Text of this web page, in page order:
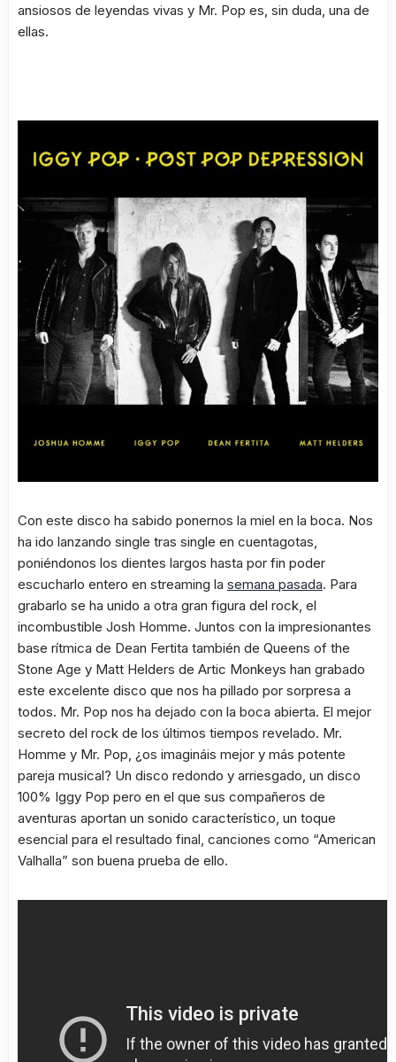
ansiosos de leyendas vivas y Mr. Pop es, sin duda, una de
ellas.
Con este disco ha sabido ponernos la miel en la boca. Nos
ha ido lanzando single tras single en cuentagotas,
poniéndonos los dientes largos hasta por fin poder
escucharlo entero en streaming la semana pasada. Para
grabarlo se ha unido a otra gran figura del rock, el
incombustible Josh Homme. Juntos con la impresionantes
base rítmica de Dean Fertita también de Queens of the
Stone Age y Matt Helders de Artic Monkeys han grabado
este excelente disco que nos ha pillado por sorpresa a
todos. Mr. Pop nos ha dejado con la boca abierta. El mejor
secreto del rock de los últimos tiempos revelado. Mr.
Homme y Mr. Pop, ¿os imagináis mejor y más potente
pareja musical? Un disco redondo y arriesgado, un disco
100% Iggy Pop pero en el que sus compañeros de
aventuras aportan un sonido característico, un toque
esencial para el resultado final, canciones como “American
Valhalla” son buena prueba de ello.